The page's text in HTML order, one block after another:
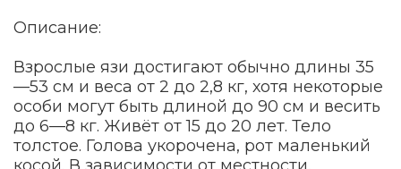
Описание:
Взрослые язи достигают обычно длины 35
—53 см и веса от 2 до 2,8 кг, хотя некоторые
особи могут быть длиной до 90 см и весить
до 6—8 кг. Живёт от 15 до 20 лет. Тело
толстое. Голова укорочена, рот маленький